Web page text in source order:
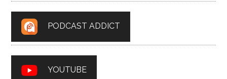
PODCAST ADDICT
YOUTUBE